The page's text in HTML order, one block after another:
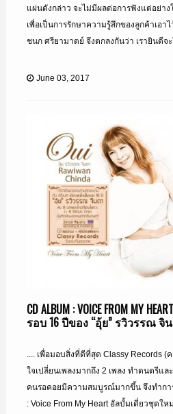
แผ่นดังกล่าว จะไม่มีผลต่อการฟังแต่อย่า
เพื่อเป็นการรักษาความรู้สึกของลูกค้าเอา
ชนก ศรียามาตย์ จึงตกลงกันว่า เรายินดีจ
June 03, 2017
CD ALBUM : VOICE FROM MY
รอบ 16 ปีของ “อุ้ย” รวิวรรณ จิ
.... เพื่อมอบสิ่งที่ดีที่สุด Classy Records
ใจเปลี่ยนเพลงมากถึง 2 เพลง ทำดนตรีแ
คนรอคอยมีความสมบูรณ์มากขึ้น จึงทำกา
: Voice From My Heart อัลบั้มเดี่ยวชุดใ